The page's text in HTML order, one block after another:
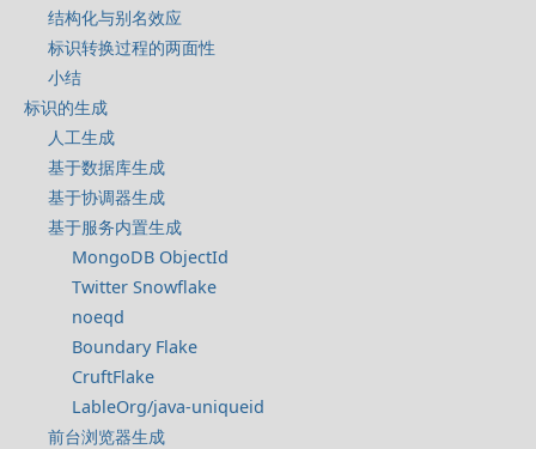
结构化与别名效应
标识转换过程的两面性
小结
标识的生成
人工生成
基于数据库生成
基于协调器生成
基于服务内置生成
MongoDB ObjectId
Twitter Snowflake
noeqd
Boundary Flake
CruftFlake
LableOrg/java-uniqueid
前台浏览器生成